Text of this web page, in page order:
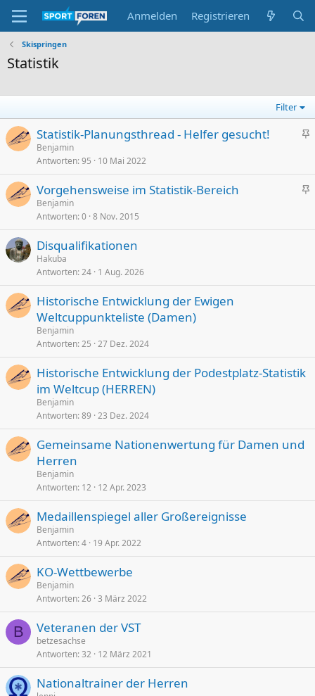
Anmelden Registrieren
Skispringen
Statistik
Filter
A
e
p
Statistik-Planungsthread - Helfer gesucht!
Benjamin
Antworten 95 10 Mai 2022
A
e
Vorgehensweise im Statistik-Bereich
Benjamin
Antworten 0 8 Nov. 2015
Disqualifikationen
Hakuba
Antworten 24 1 Aug. 2026
Historische Entwicklung der Ewigen
Weltcuppunkteliste (Damen)
Benjamin
Antworten 25 27 Dez. 2024
Historische Entwicklung der Podestplatz-Statistik
im Weltcup (HERREN)
Benjamin
Antworten 89 23 Dez. 2024
Gemeinsame Nationenwertung für Damen und
Herren
Benjamin
Antworten 12 12 Apr. 2023
Medaillenspiegel aller Großereignisse
Benjamin
Antworten 4 19 Apr. 2022
KO-Wettbewerbe
Benjamin
Antworten 26 3 März 2022
B Veteranen der VST
betzesachse
Antworten 32 12 März 2021
Nationaltrainer der Herren